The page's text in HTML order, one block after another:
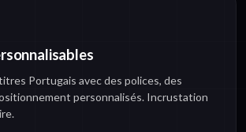
Portugais avec des polices, des
personnalisés. Incrustation